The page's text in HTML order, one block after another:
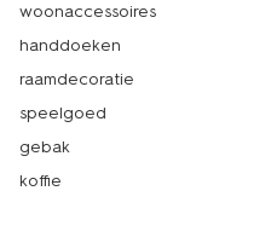
woonaccessoires
handdoeken
raamdecoratie
speelgoed
gebak
koffie